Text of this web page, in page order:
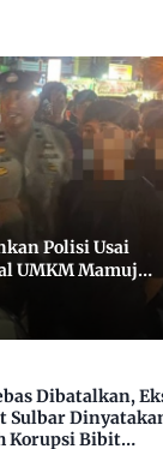
Polisi Usai
UMKM Mamuju,
Dibatalkan,
Sulbar
Korupsi Bibit